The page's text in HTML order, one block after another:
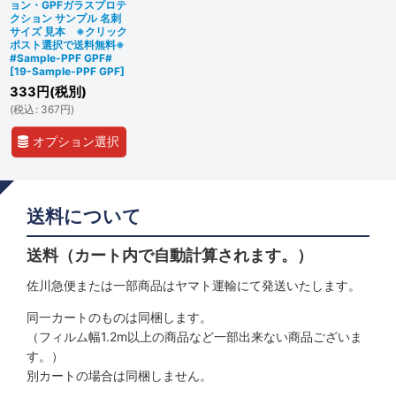
ョン・GPFガラスプロテ
クション サンプル 名刺
サイズ 見本 ※クリック
ポスト選択で送料無料※
#Sample-PPF GPF#
[19-Sample-PPF GPF]
333 円(税別)
(税込 : 367円)
オプション選択
送料について
送料（カート内で自動計算されます。）
佐川急便または一部商品はヤマト運輸にて発送いたします。
同一カートのものは同梱します。
（フィルム幅1.2m以上の商品など一部出来ない商品ございま
す。）
別カートの場合は同梱しません。